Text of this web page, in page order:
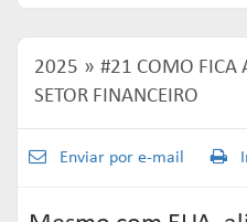
governança
DIRETORIA
associados
LISTA DE ASSOCIADOS
publicações
INFORMAR
Links mais acessados:
estatísticas
FUNDOS
fóruns de representação
GESTÃO DE FUNDOS
ESTRUTURADOS
grupos consultivos permanentes
autorregulação
INSTITUIÇÕES
AUTORREGULADAS
solicitações
EDUCAR
2025
#21 COMO FICA
SETOR FINANCEIRO
Enviar por e-mail